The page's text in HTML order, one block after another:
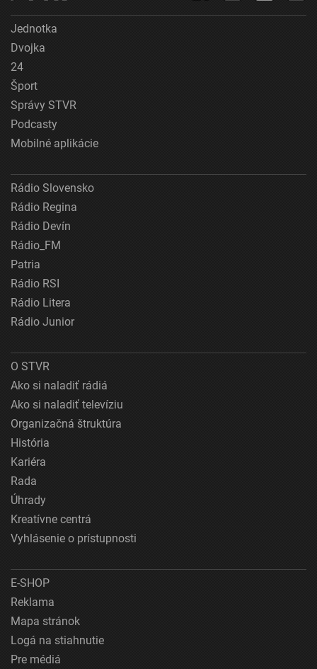
Jednotka
Dvojka
24
Šport
Správy STVR
Podcasty
Mobilné aplikácie
Rádio Slovensko
Rádio Regina
Rádio Devín
Rádio_FM
Patria
Rádio RSI
Rádio Litera
Rádio Junior
O STVR
Ako si naladiť rádiá
Ako si naladiť televíziu
Organizačná štruktúra
História
Kariéra
Rada
Úhrady
Kreatívne centrá
Vyhlásenie o prístupnosti
E-SHOP
Reklama
Mapa stránok
Logá na stiahnutie
Pre médiá